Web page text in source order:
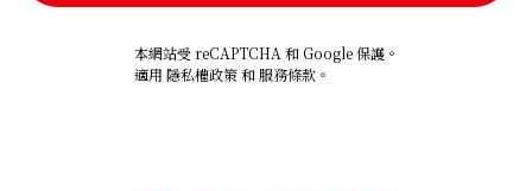
本公司接受關於保存個人資料的使用目的通知、公開、修
改、停止使用、停止向第三方提供等（以下簡稱「公開等
本網站受 reCAPTCHA 和 Google 保護。
適用 隱私權政策和服務條款。